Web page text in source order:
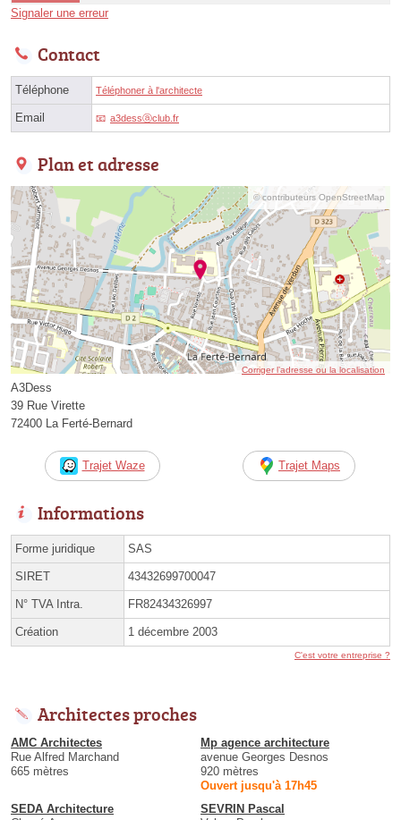
Signaler une erreur
Contact
Téléphone Téléphoner à l'architecte
Email a3dessⓐclub.fr
Plan et adresse
© contributeurs OpenStreetMap
Corriger l’adresse ou la localisation
A3Dess
39 Rue Virette
72400 La Ferté-Bernard
Trajet Waze Trajet Maps
Informations
Forme juridique SAS
SIRET 43432699700047
N° TVA Intra. FR82434326997
Création 1 décembre 2003
C'est votre entreprise ?
Architectes proches
AMC Architectes
Rue Alfred Marchand
665 mètres
Mp agence architecture
avenue Georges Desnos
920 mètres
Ouvert jusqu'à 17h45
SEDA Architecture
SEVRIN Pascal